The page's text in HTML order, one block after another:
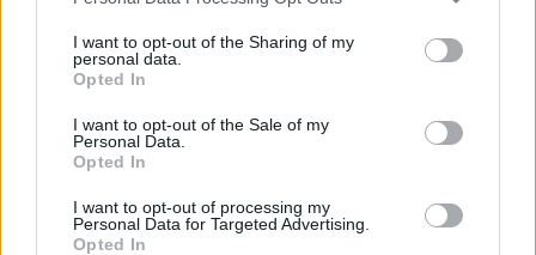
I want to opt-out of the Sharing of my
personal data.
Opted In
I want to opt-out of the Sale of my
Personal Data.
Opted In
I want to opt-out of processing my
Personal Data for Targeted Advertising.
Opted In
Πυελονεφρίτιδα: Πού οφείλεται, με
ποια συμπτώματα εκδηλώνεται
Οι περισσότερες λοιμώξεις του ουροποιητικού
συστήματος περιορίζονται μόνο στην ουρήθρα και στην
ουροδόχο κύστη (κατώτερο ουροποιητικό). Υπάρχουν,